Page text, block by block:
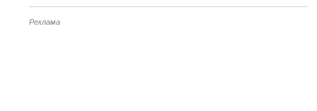
Реклама